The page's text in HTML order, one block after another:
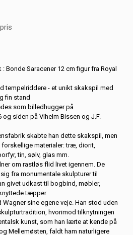
: Bonde Saracener 12 cm figur fra Royal
tempelriddere - et unikt skakspil med
fin stand
som billedhugger på
og siden på Vihelm Bissen og J.F.
skabte han dette skakspil, men
materialer: træ, diorit,
tin, sølv, glas mm.
om rastløs flid livet igennem. De
fra monumentale skulpturer til
givet udkast til bogbind, møbler,
tæpper.
sine egene veje. Han stod uden
hvorimod tilknytningen
kunst, som han lærte at kende på
Mellemøsten, faldt ham naturligere